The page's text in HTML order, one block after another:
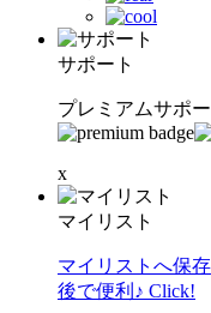
サポート
プレミアムサポ
x
マイリスト
マイリストへ保存
後で便利♪ Click!